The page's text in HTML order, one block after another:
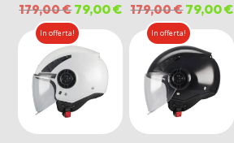
179,00€Il
prezzo
originale
era:
179,00 €.
79,00€Il
prezzo
attuale
79,00 €.
179,00€Il
prezzo
originale
era:
179,00 €.
79,00€Il
In offerta! In offerta!